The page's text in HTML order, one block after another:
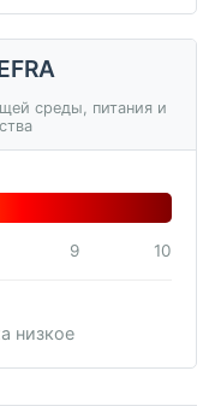
среды, питания и
9 10
низкое